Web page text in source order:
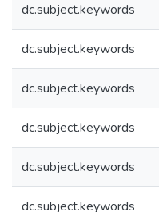
dc.subject.keywords
dc.subject.keywords
dc.subject.keywords
dc.subject.keywords
dc.subject.keywords
dc.subject.keywords